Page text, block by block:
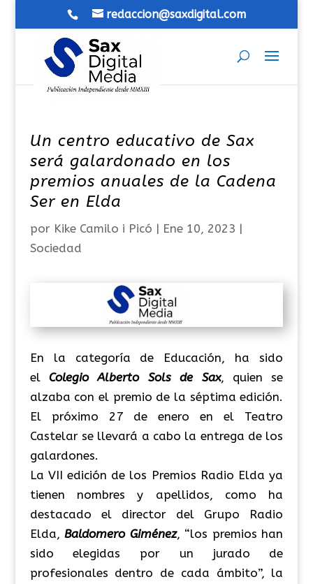
redaccion@saxdigital.com
Un centro educativo de Sax
será galardonado en los
premios anuales de la Cadena
Ser en Elda
por Kike Camilo i Picó | Ene 10, 2023 |
Sociedad
En la categoría de Educación, ha sido
el Colegio Alberto Sols de Sax, quien se
alzaba con el premio de la séptima edición.
El próximo 27 de enero en el Teatro
Castelar se llevará a cabo la entrega de los
galardones.
La VII edición de los Premios Radio Elda ya
tienen nombres y apellidos, como ha
destacado el director del Grupo Radio
Elda,Baldomero Giménez, “los premios han
sido elegidas por un jurado de
profesionales dentro de cada ámbito”, la